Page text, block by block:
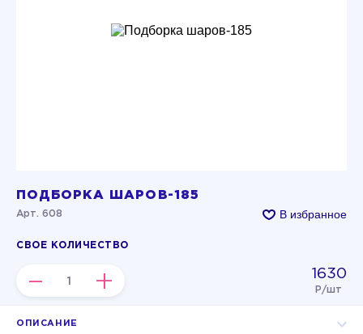
ПОДБОРКА ШАРОВ-185
Арт. 608 В избранное
СВОЕ КОЛИЧЕСТВО
– + 1630
Р/шт
ОПИСАНИЕ